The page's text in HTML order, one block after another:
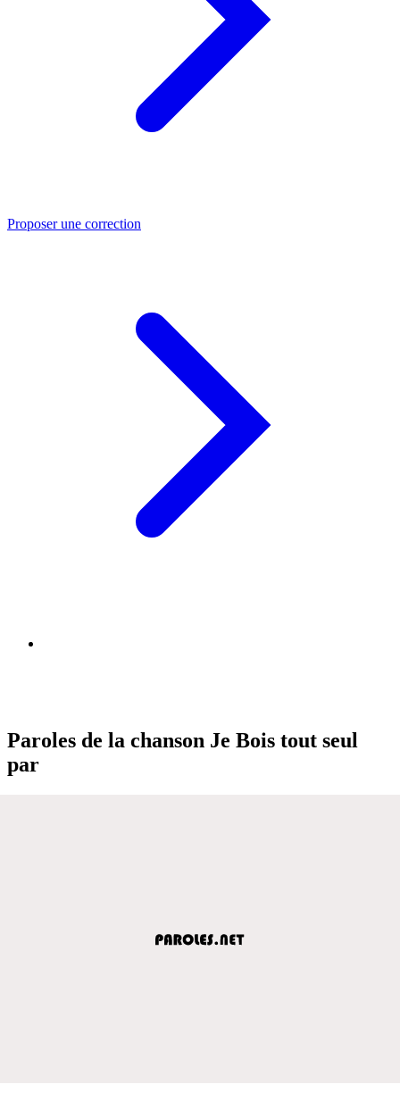
Proposer une correction
Paroles de la chanson Je Bois tout seul
par